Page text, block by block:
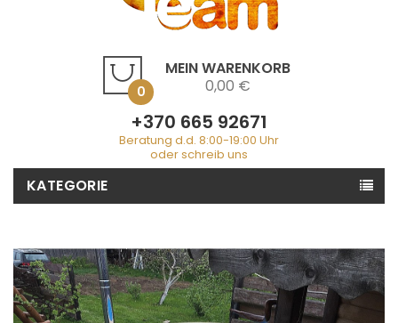
MEIN WARENKORB
0 0,00 €
+370 665 92671
Beratung d.d. 8:00-19:00 Uhr
oder schreib uns
KATEGORIE